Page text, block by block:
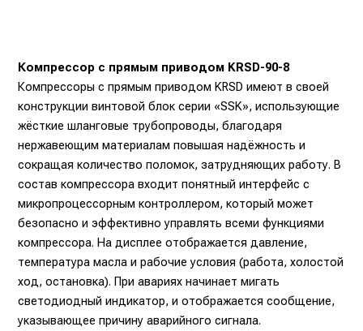
Компрессор с прямым приводом KRSD-90-8
Компрессоры с прямым приводом KRSD имеют в своей
конструкции винтовой блок серии «SSK», использующие
жёсткие шланговые трубопроводы, благодаря
нержавеющим материалам повышая надёжность и
сокращая количество поломок, затрудняющих работу. В
состав компрессора входит понятный интерфейс с
микропроцессорным контроллером, который может
безопасно и эффективно управлять всеми функциями
компрессора. На дисплее отображается давление,
температура масла и рабочие условия (работа, холостой
ход, остановка). При авариях начинает мигать
светодиодный индикатор, и отображается сообщение,
указывающее причину аварийного сигнала.